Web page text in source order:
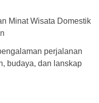
Minat Wisata Domestik
perjalanan
budaya, dan lanskap